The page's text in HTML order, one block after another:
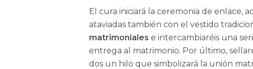
El cura iniciará la ceremonia de enlace,
ataviadas también con el vestido
matrimoniales e intercambiaréis una
entrega al matrimonio. Por último,
dos un hilo que simbolizará la unión